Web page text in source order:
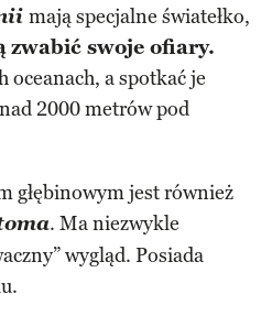
mają specjalne światełko,
zwabić swoje ofiary.
oceanach, a spotkać je
2000 metrów pod
głębinowym jest również
. Ma niezwykle
wygląd. Posiada